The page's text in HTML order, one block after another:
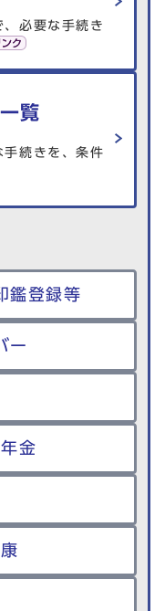
必要な手続き
覧
手続きを、条件
鑑登録等
ー
金